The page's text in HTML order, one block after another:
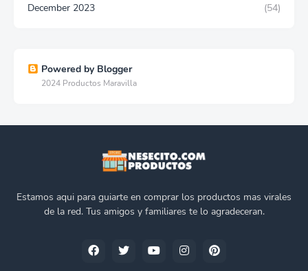
December 2023
(54)
Powered by Blogger
2024 Productos Maravilla
Estamos aqui para guiarte en comprar los productos mas virales
de la red. Tus amigos y familiares te lo agradeceran.